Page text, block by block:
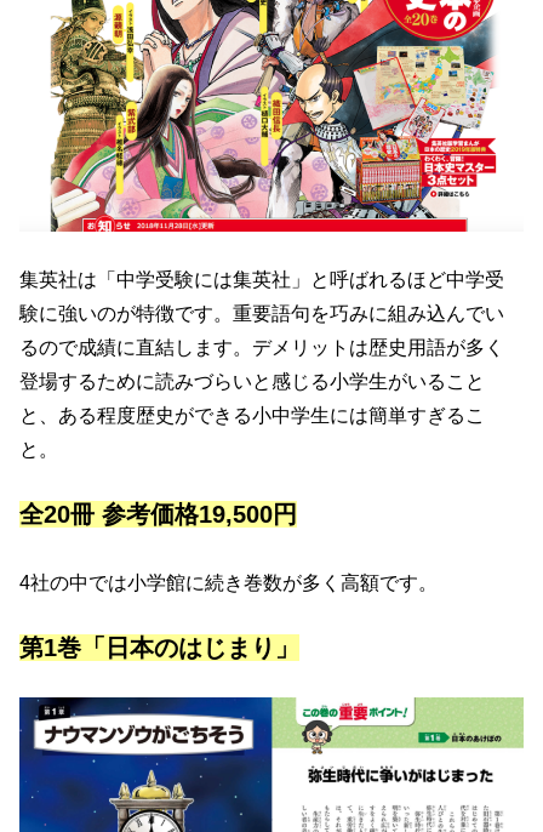
集英社は「中学受験には集英社」と呼ばれるほど中学受
験に強いのが特徴です。重要語句を巧みに組み込んでい
るので成績に直結します。デメリットは歴史用語が多く
登場するために読みづらいと感じる小学生がいること
と、ある程度歴史ができる小中学生には簡単すぎるこ
と。
全20冊 参考価格19,500円
4社の中では小学館に続き巻数が多く高額です。
第1巻「日本のはじまり」